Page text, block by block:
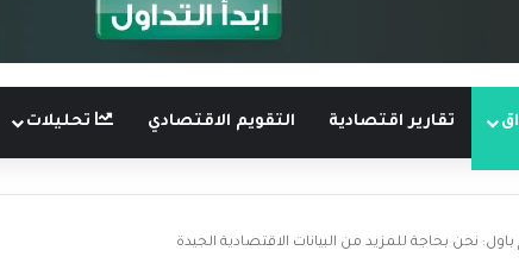
تقارير اقتصادية التقويم الاقتصادي تحليلات
باول: نحن بحاجة للمزيد من البيانات الاقتصادية الجيدة